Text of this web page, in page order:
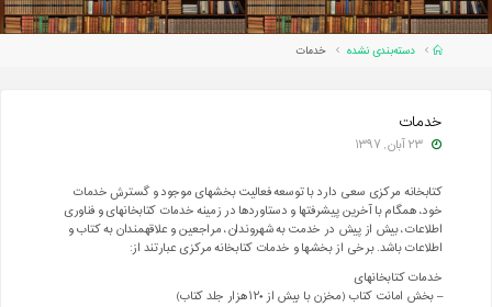
Homeدسته‌بندی نشده خدمات
خدمات
۲۳ آبان, ۱۳۹۷
کتابخانه مرکزی سعی دارد با توسعه فعالیت­ بخش­های موجود و گسترش خدمات
خود، همگام با آخرین پیشرفت­ها و دستاوردها در زمینه خدمات کتابخانه­ای و فناوری
اطلاعات، بیش از پیش در خدمت به شهروندان، مراجعین و علاقه­مندان به کتاب و
اطلاعات باشد. برخی از بخش­ها و خدمات کتابخانه مرکزی عبارتند از:
خدمات کتابخانه­ای
– بخش امانت کتاب (مخزن با بیش از ۱۲۰ هزار جلد کتاب)